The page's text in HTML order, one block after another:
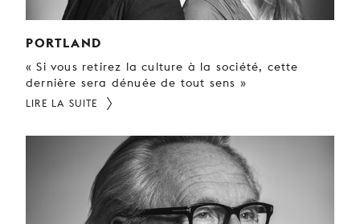
PORTLAND
« Si vous retirez la culture à la société, cette
dernière sera dénuée de tout sens »
LIRE LA SUITE